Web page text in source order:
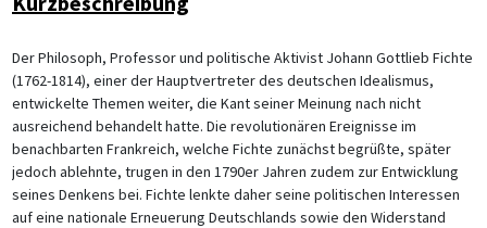
Der Philosoph, Professor und politische Aktivist Johann Gottlieb Fichte
(1762-1814), einer der Hauptvertreter des deutschen Idealismus,
entwickelte Themen weiter, die Kant seiner Meinung nach nicht
ausreichend behandelt hatte. Die revolutionären Ereignisse im
benachbarten Frankreich, welche Fichte zunächst begrüßte, später
jedoch ablehnte, trugen in den 1790er Jahren zudem zur Entwicklung
seines Denkens bei. Fichte lenkte daher seine politischen Interessen
auf eine nationale Erneuerung Deutschlands sowie den Widerstand